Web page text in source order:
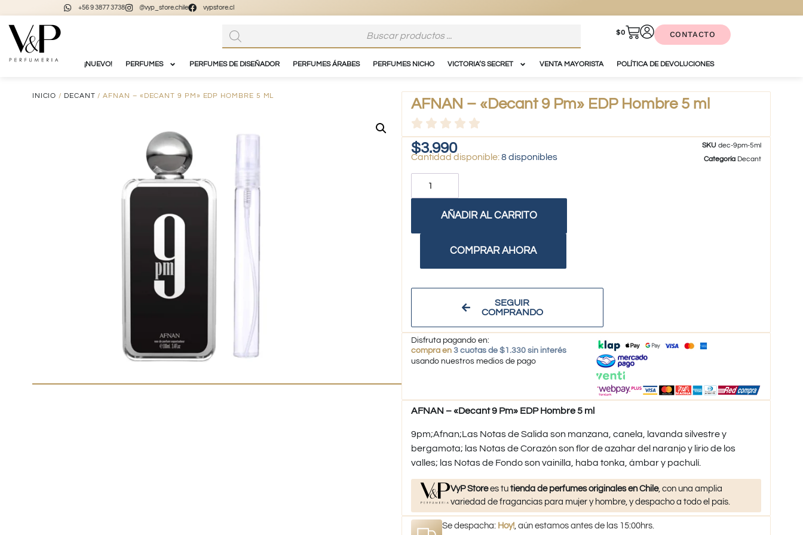
+56 9 3877 3738 @vyp_store.chile vypstore.cl
$0 CONTACTO
¡NUEVO! PERFUMES PERFUMES DE DISEÑADOR PERFUMES ÁRABES PERFUMES NICHO VICTORIA’S SECRET VENTA MAYORISTA POLÍTICA DE DEVOLUCIONES
INICIO / DECANT / AFNAN – «DECANT 9 PM» EDP HOMBRE 5 ML
AFNAN – «Decant 9 Pm» EDP Hombre 5 ml
$3.990
8 disponibles
AÑADIR AL CARRITO
COMPRAR AHORA
SEGUIR
COMPRANDO
SKUdec-9pm-5ml
Categoría Decant
Disfruta pagando en:
compra en 3 cuotas de $1.330 sin interés
usando nuestros medios de pago
AFNAN – «Decant 9 Pm» EDP Hombre 5 ml
9pm;Afnan;Las Notas de Salida son manzana, canela, lavanda silvestre y
bergamota; las Notas de Corazón son flor de azahar del naranjo y lirio de los
valles; las Notas de Fondo son vainilla, haba tonka, ámbar y pachulí.
VyP Storees tutienda de perfumes originales en Chile, con una amplia
variedad de fragancias para mujer y hombre, y despacho a todo el país.
Se despacha: Hoy! , aún estamos antes de las 15:00hrs.